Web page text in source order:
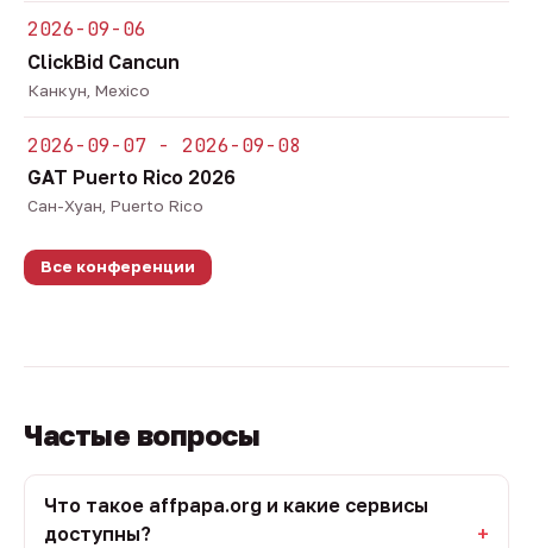
2026-09-06
ClickBid Cancun
Канкун, Mexico
2026-09-07 - 2026-09-08
GAT Puerto Rico 2026
Сан-Хуан, Puerto Rico
Все конференции
Частые вопросы
Что такое affpapa.org и какие сервисы
доступны?